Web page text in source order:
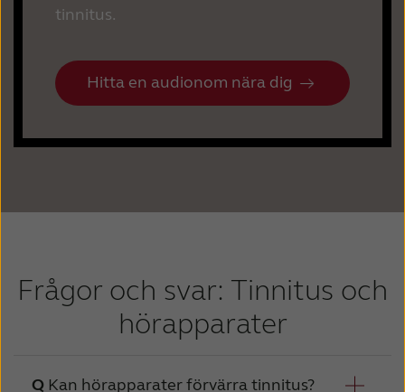
tinnitus.
Hitta en audionom nära dig
Frågor och svar: Tinnitus och
hörapparater
Kan hörapparater förvärra tinnitus?